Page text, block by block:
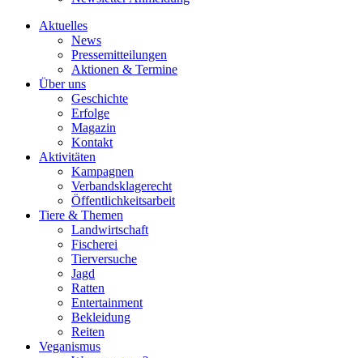
Aktuelles
News
Pressemitteilungen
Aktionen & Termine
Über uns
Geschichte
Erfolge
Magazin
Kontakt
Aktivitäten
Kampagnen
Verbandsklagerecht
Öffentlichkeitsarbeit
Tiere & Themen
Landwirtschaft
Fischerei
Tierversuche
Jagd
Ratten
Entertainment
Bekleidung
Reiten
Veganismus